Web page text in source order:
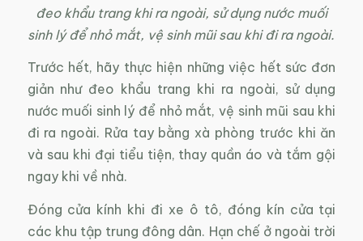
đeo khẩu trang khi ra ngoài, sử dụng nước muối
sinh lý để nhỏ mắt, vệ sinh mũi sau khi đi ra ngoài.
Trước hết, hãy thực hiện những việc hết sức đơn
giản như đeo khẩu trang khi ra ngoài, sử dụng
nước muối sinh lý để nhỏ mắt, vệ sinh mũi sau khi
đi ra ngoài. Rửa tay bằng xà phòng trước khi ăn
và sau khi đại tiểu tiện, thay quần áo và tắm gội
ngay khi về nhà.
Đóng cửa kính khi đi xe ô tô, đóng kín cửa tại
các khu tập trung đông dân. Hạn chế ở ngoài trời